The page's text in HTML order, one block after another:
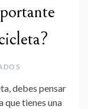
debes pensar
que tienes una